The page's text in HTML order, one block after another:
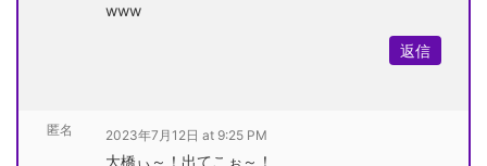
www
返信
匿名 2023年7月12日 at 9:25 PM
大橋ぃ～！出てこぉ～！